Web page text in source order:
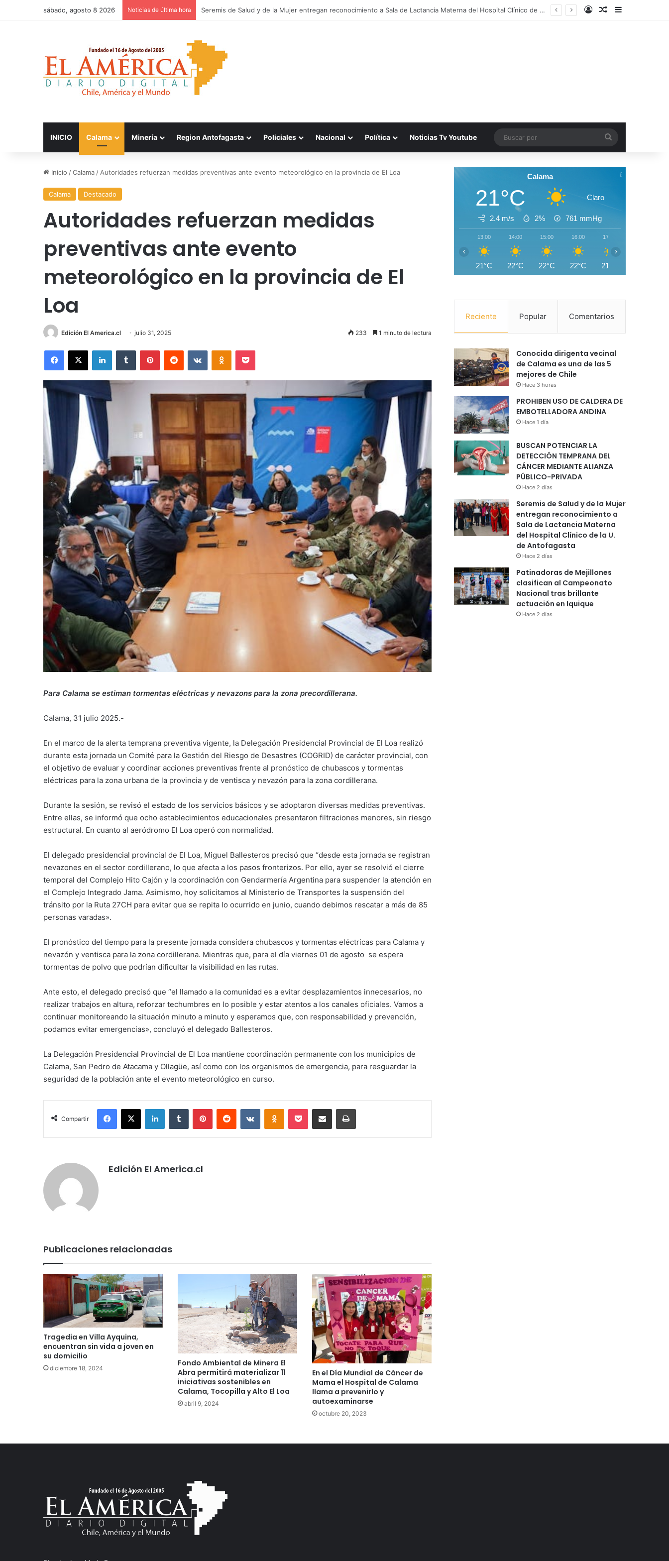
sábado, agosto 8 2026 Noticias de última hora Patinadoras de Mejillones clasifican al Campeonato Nacional tras brillante actuación en Iquique AccesoPublicacion al
Barra lateral
INICIO Calama Minería Region Antofagasta Policiales Nacional Política Noticias Tv Youtube
por
Inicio /Calama / Autoridades refuerzan medidas preventivas ante evento meteorológico en la provincia de El Loa
Calama Destacado
Autoridades refuerzan medidas
preventivas ante evento
meteorológico en la provincia de El
Loa
Edición El America.cl julio 31, 2025 233 1 minuto de lectura
Facebook
X LinkedInTumblr PinterestReddit VKontakteOdnoklassniki
Pocket
Para Calama se estiman tormentas eléctricas y nevazons para la zona precordillerana.
Calama, 31 julio 2025.-
En el marco de la alerta temprana preventiva vigente, la Delegación Presidencial Provincial de El Loa realizó
durante esta jornada un Comité para la Gestión del Riesgo de Desastres (COGRID) de carácter provincial, con
el objetivo de evaluar y coordinar acciones preventivas frente al pronóstico de chubascos y tormentas
eléctricas para la zona urbana de la provincia y de ventisca y nevazón para la zona cordillerana.
Durante la sesión, se revisó el estado de los servicios básicos y se adoptaron diversas medidas preventivas.
Entre ellas, se informó que ocho establecimientos educacionales presentaron filtraciones menores, sin riesgo
estructural. En cuanto al aeródromo El Loa operó con normalidad.
El delegado presidencial provincial de El Loa, Miguel Ballesteros precisó que “desde esta jornada se registran
nevazones en el sector cordillerano, lo que afecta a los pasos fronterizos. Por ello, ayer se resolvió el cierre
temporal del Complejo Hito Cajón y la coordinación con Gendarmería Argentina para suspender la atención en
el Complejo Integrado Jama. Asimismo, hoy solicitamos al Ministerio de Transportes la suspensión del
tránsito por la Ruta 27CH para evitar que se repita lo ocurrido en junio, cuando debimos rescatar a más de 85
personas varadas».
El pronóstico del tiempo para la presente jornada considera chubascos y tormentas eléctricas para Calama y
nevazón y ventisca para la zona cordillerana. Mientras que, para el día viernes 01 de agosto se espera
tormentas de polvo que podrían dificultar la visibilidad en las rutas.
Ante esto, el delegado precisó que “el llamado a la comunidad es a evitar desplazamientos innecesarios, no
realizar trabajos en altura, reforzar techumbres en lo posible y estar atentos a los canales oficiales. Vamos a
continuar monitoreando la situación minuto a minuto y esperamos que, con responsabilidad y prevención,
podamos evitar emergencias», concluyó el delegado Ballesteros.
La Delegación Presidencial Provincial de El Loa mantiene coordinación permanente con los municipios de
Calama, San Pedro de Atacama y Ollagüe, así como con los organismos de emergencia, para resguardar la
seguridad de la población ante el evento meteorológico en curso.
Compartir
Facebook
X LinkedInTumblr PinterestReddit VKontakteOdnoklassniki
Pocket Compartir via email Imprimir
Edición El America.cl
Publicaciones relacionadas
Tragedia en Villa Ayquina,
encuentran sin vida a joven en
su domicilio
diciembre 18, 2024
Fondo Ambiental de Minera El
Abra permitirá materializar 11
iniciativas sostenibles en
Calama, Tocopilla y Alto El Loa
abril 9, 2024
En el Día Mundial de Cáncer de
Mama el Hospital de Calama
llama a prevenirlo y
autoexaminarse
octubre 20, 2023
Calama
21°C Claro
2.4 m/s 2% 761 mmHg
13:00
21°C
14:00
22°C
15:00
22°C
16:00
22°C
17:00
21°C
‹ ›
Reciente Popular Comentarios
Conocida dirigenta vecinal
de Calama es una de las 5
mejores de Chile
Hace 3 horas
PROHIBEN USO DE CALDERA DE
EMBOTELLADORA ANDINA
Hace 1 día
BUSCAN POTENCIAR LA
DETECCIÓN TEMPRANA DEL
CÁNCER MEDIANTE ALIANZA
PÚBLICO-PRIVADA
Hace 2 días
Seremis de Salud y de la Mujer
entregan reconocimiento a
Sala de Lactancia Materna
del Hospital Clínico de la U.
de Antofagasta
Hace 2 días
Patinadoras de Mejillones
clasifican al Campeonato
Nacional tras brillante
actuación en Iquique
Hace 2 días